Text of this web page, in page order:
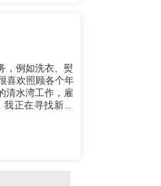
，例如洗衣、熨
喜欢照顾各个年
清水湾工作，雇
正在寻找新工